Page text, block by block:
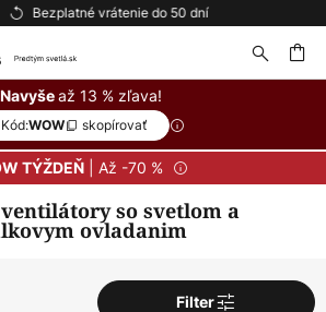
Bezplatné vrátenie do 50 dní
Navyšeaž 13 % zľava!
Kód:WOW skopírovať
TÝŽDEŇ| Až -70 %
so svetlom a
ovladanim
Filter